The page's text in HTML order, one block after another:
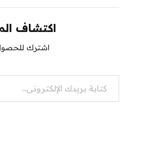
اكتشاف
اشترك للحصول
كتابة بريدك الإلكتروني...